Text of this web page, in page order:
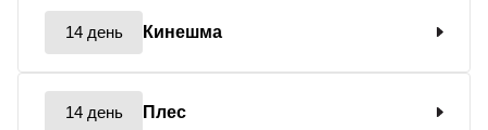
14 день Кинешма
14 день Плес